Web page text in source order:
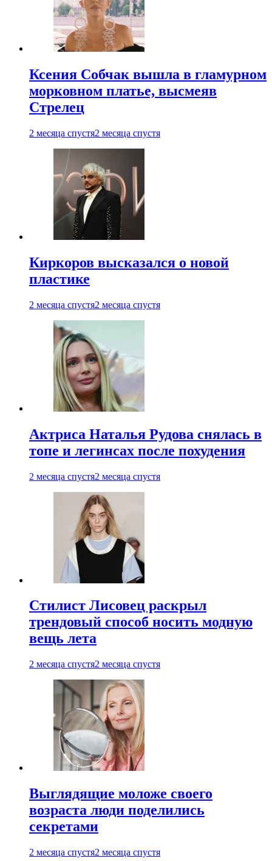
Ксения Собчак вышла в гламурном
морковном платье, высмеяв
Стрелец
2 месяца спустя2 месяца спустя
Киркоров высказался о новой
пластике
2 месяца спустя2 месяца спустя
Актриса Наталья Рудова снялась в
топе и легинсах после похудения
2 месяца спустя2 месяца спустя
Стилист Лисовец раскрыл
трендовый способ носить модную
вещь лета
2 месяца спустя2 месяца спустя
Выглядящие моложе своего
возраста люди поделились
секретами
2 месяца спустя2 месяца спустя